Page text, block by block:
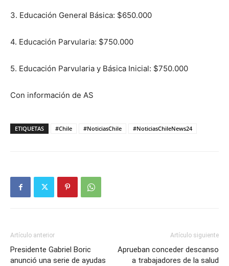
3. Educación General Básica: $650.000
4. Educación Parvularia: $750.000
5. Educación Parvularia y Básica Inicial: $750.000
Con información de AS
ETIQUETAS #Chile #NoticiasChile #NoticiasChileNews24
Artículo anterior
Presidente Gabriel Boric
anunció una serie de ayudas
Artículo siguiente
Aprueban conceder descanso
a trabajadores de la salud